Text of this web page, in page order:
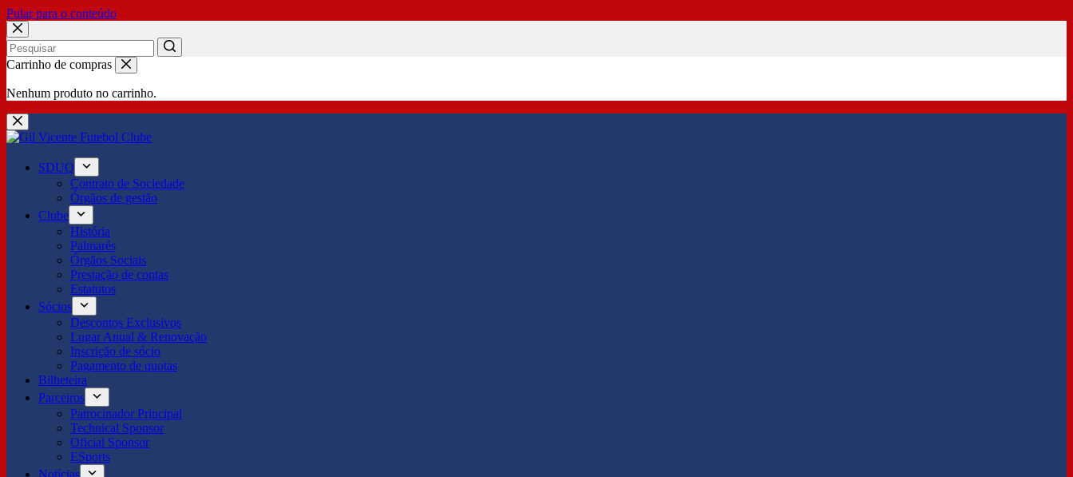
Pular para o conteúdo
No
Carrinho de compras
Nenhum produto no carrinho.
SDUQ
Contrato de Sociedade
Órgãos de gestão
Clube
História
Palmarés
Órgãos Sociais
Prestação de contas
Estatutos
Sócios
Descontos Exclusivos
Lugar Anual & Renovação
Inscrição de sócio
Pagamento de quotas
Bilheteira
Parceiros
Patrocinador Principal
Technical Sponsor
Oficial Sponsor
ESports
Notícias